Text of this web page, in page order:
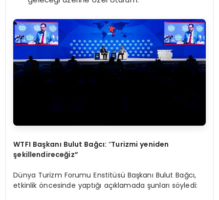
WTFI Başkanı Bulut Bağcı:“Turizmi yeniden
şekillendireceğiz”
Dünya Turizm Forumu Enstitüsü Başkanı Bulut Bağcı,
etkinlik öncesinde yaptığı açıklamada şunları söyledi: